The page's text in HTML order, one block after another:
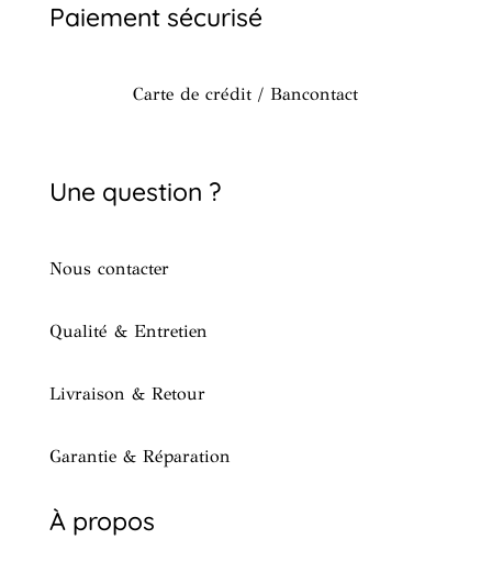
Paiement sécurisé
Carte de crédit / Bancontact
Une question ?
Nous contacter
Qualité & Entretien
Livraison & Retour
Garantie & Réparation
À propos